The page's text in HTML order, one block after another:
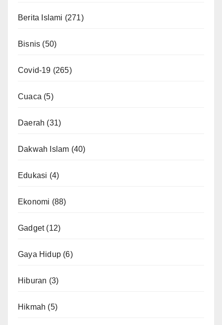
Berita Islami (271)
Bisnis (50)
Covid-19 (265)
Cuaca (5)
Daerah (31)
Dakwah Islam (40)
Edukasi (4)
Ekonomi (88)
Gadget(12)
Gaya Hidup (6)
Hiburan (3)
Hikmah (5)